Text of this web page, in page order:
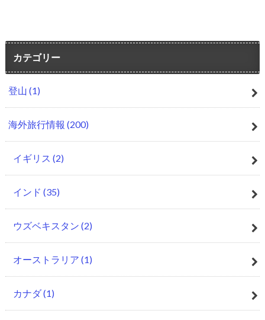
カテゴリー
登山 (1)
海外旅行情報 (200)
イギリス (2)
インド (35)
ウズベキスタン (2)
オーストラリア (1)
カナダ(1)